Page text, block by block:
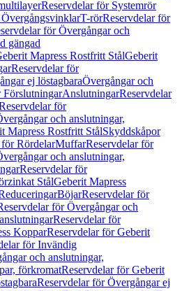
Reservdelar för Systemrör
T-rörReservdelar för
för Övergångar och
gängad
Mapress Rostfritt StålGeberit
Reservdelar för
ej löstagbaraÖvergångar och
FörslutningarAnslutningarReservdelar
för
och anslutningar,
Mapress Rostfritt StålSkyddskåpor
RördelarMuffarReservdelar för
och anslutningar,
Reservdelar för
StålGeberit Mapress
BöjarReservdelar för
för Övergångar och
Reservdelar för
KopparReservdelar för Geberit
för Invändig
och anslutningar,
förkromatReservdelar för Geberit
Reservdelar för Övergångar ej